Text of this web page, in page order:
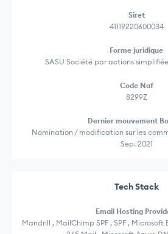
Siret
41119220600034
Forme juridique
SASU Société par actions
Code Naf
8299Z
Dernier mouvement
Nomination / modification sur les
Sep. 2021
Tech Stack
Email Hosting
Mandrill , MailChimp SPF , SPF ,